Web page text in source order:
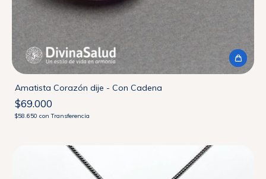
Amatista Corazón dije - Con Cadena
$69.000
$58.650 con Transferencia